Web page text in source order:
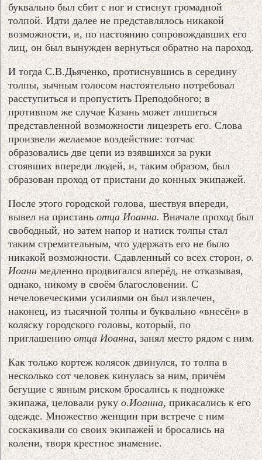
буквально был сбит с ног и стиснут громадной
толпой. Идти далее не представлялось никакой
возможности, и, по настоянию сопровождавших его
лиц, он был вынужден вернуться обратно на пароход.
И тогда С.В.Дьяченко, протиснувшись в середину
толпы, зычным голосом настоятельно потребовал
расступиться и пропустить Преподобного; в
противном же случае Казань может лишиться
представленной возможности лицезреть его. Слова
произвели желаемое воздействие: тотчас
образовались две цепи из взявшихся за руки
стоявших впереди людей, и, таким образом, был
образован проход от пристани до конных экипажей.
После этого городской голова, шествуя впереди,
вывел на пристаньотца Иоанна.Вначале проход был
свободный, но затем напор и натиск толпы стал
таким стремительным, что удержать его не было
никакой возможности. Сдавленный со всех сторон,о.
Иоаннмедленно продвигался вперёд, не отказывая,
однако, никому в своём благословении. С
нечеловеческими усилиями он был извлечен,
наконец, из тысячной толпы и буквально «внесён» в
коляску городского головы, который, по
приглашениюотца Иоанна,занял место рядом с ним.
Как только кортеж колясок двинулся, то толпа в
несколько сот человек кинулась за ним, причём
бегущие с явным риском бросались к подножке
экипажа, целовали рукуо.Иоанна,прикасались к его
одежде. Множество женщин при встрече с ним
соскакивали со своих экипажей и бросались на
колени, творя крестное знамение.